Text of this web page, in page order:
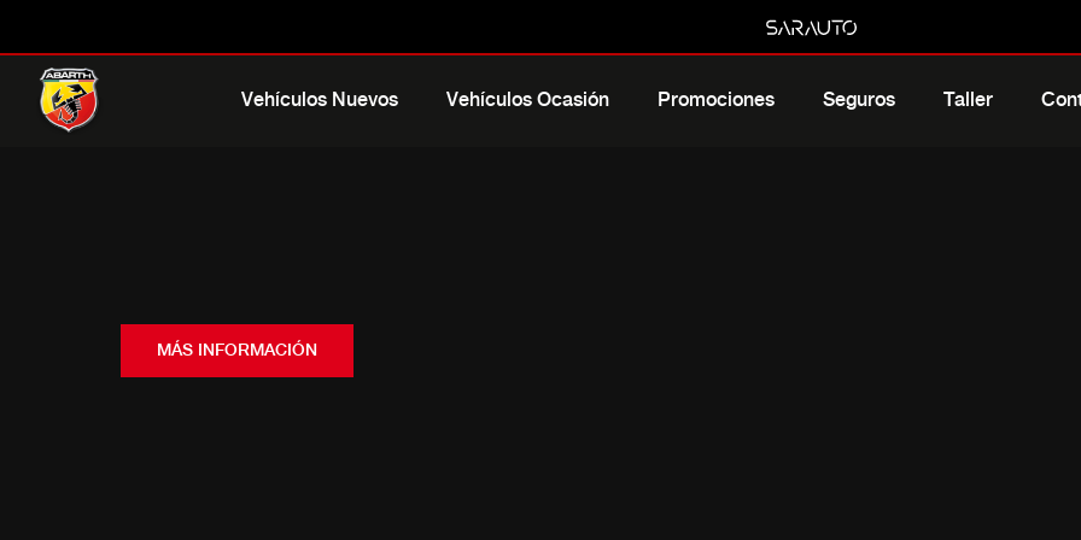
Vehículos Nuevos Vehículos Ocasión Promociones Seguros Taller
MÁS INFORMACIÓN